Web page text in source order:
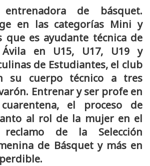
de básquet.
en las categorías Mini y
que es ayudante técnica de
en U15, U17, U19 y
de Estudiantes, el club
su cuerpo técnico a tres
Entrenar y ser profe en
el proceso de
al rol de la mujer en el
de la Selección
de Básquet y más en